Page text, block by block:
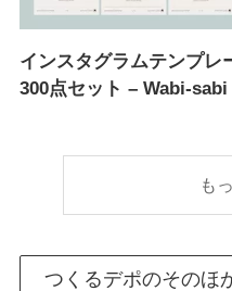
インスタグラムテンプレ
300点セット – Wabi-sabi
も
つくるデポのそのほ